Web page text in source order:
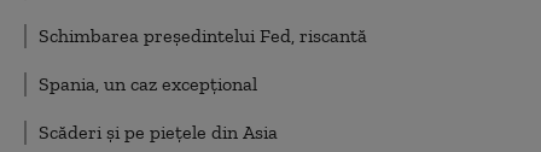
Schimbarea președintelui Fed, riscantă
Spania, un caz excepțional
Scăderi și pe piețele din Asia